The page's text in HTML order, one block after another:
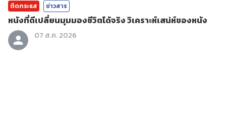
ติดกระแส ข่าวสาร
หนังที่ดีเปลี่ยนมุมมองชีวิตได้จริง วิเคราะห์เสน่ห์ของหนัง
07 ส.ค. 2026